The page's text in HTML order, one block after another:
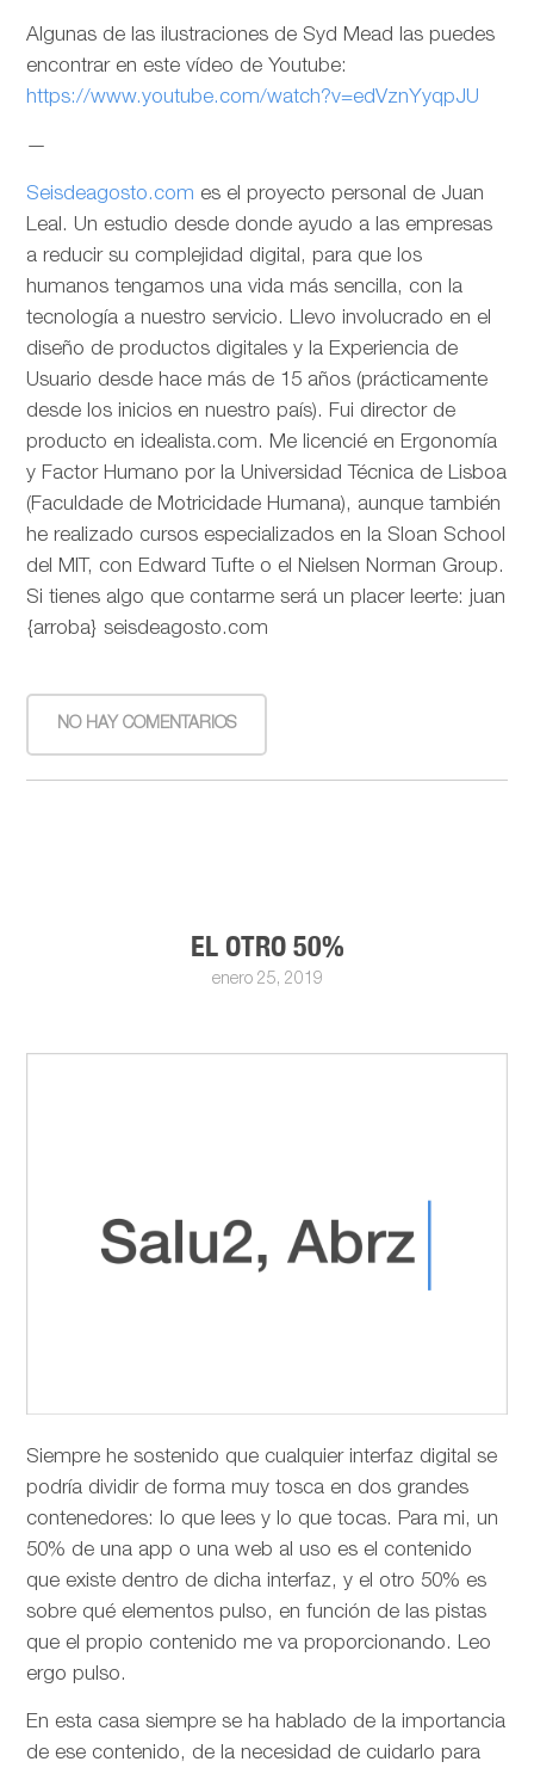
Algunas de las ilustraciones de Syd Mead las puedes
encontrar en este vídeo de Youtube:
https://www.youtube.com/watch?v=edVznYyqpJU
—
Seisdeagosto.com es el proyecto personal de Juan
Leal. Un estudio desde donde ayudo a las empresas
a reducir su complejidad digital, para que los
humanos tengamos una vida más sencilla, con la
tecnología a nuestro servicio. Llevo involucrado en el
diseño de productos digitales y la Experiencia de
Usuario desde hace más de 15 años (prácticamente
desde los inicios en nuestro país). Fui director de
producto en idealista.com. Me licencié en Ergonomía
y Factor Humano por la Universidad Técnica de Lisboa
(Faculdade de Motricidade Humana), aunque también
he realizado cursos especializados en la Sloan School
del MIT, con Edward Tufte o el Nielsen Norman Group.
Si tienes algo que contarme será un placer leerte: juan
{arroba} seisdeagosto.com
NO HAY COMENTARIOS
EL OTRO 50%
enero 25, 2019
Siempre he sostenido que cualquier interfaz digital se
podría dividir de forma muy tosca en dos grandes
contenedores: lo que lees y lo que tocas. Para mi, un
50% de una app o una web al uso es el contenido
que existe dentro de dicha interfaz, y el otro 50% es
sobre qué elementos pulso, en función de las pistas
que el propio contenido me va proporcionando. Leo
ergo pulso.
En esta casa siempre se ha hablado de la importancia
de ese contenido, de la necesidad de cuidarlo para